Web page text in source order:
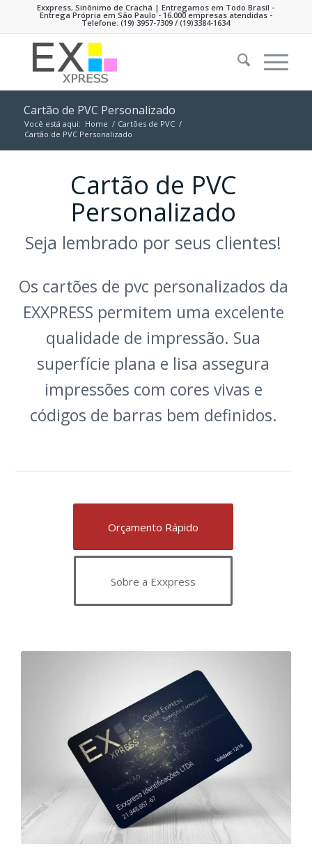
Exxpress, Sinônimo de Crachá | Entregamos em Todo Brasil -
Entrega Própria em São Paulo - 16.000 empresas atendidas -
Telefone:(19) 3957-7309 / (19)3384-1634
Cartão de PVC Personalizado
Você está aqui: Home / Cartões de PVC /
Cartão de PVC Personalizado
Cartão de PVC
Personalizado
Seja lembrado por seus clientes!
Os cartões de pvc personalizados da
EXXPRESS permitem uma excelente
qualidade de impressão. Sua
superfície plana e lisa assegura
impressões com cores vivas e
códigos de barras bem definidos.
Orçamento Rápido
Sobre a Exxpress